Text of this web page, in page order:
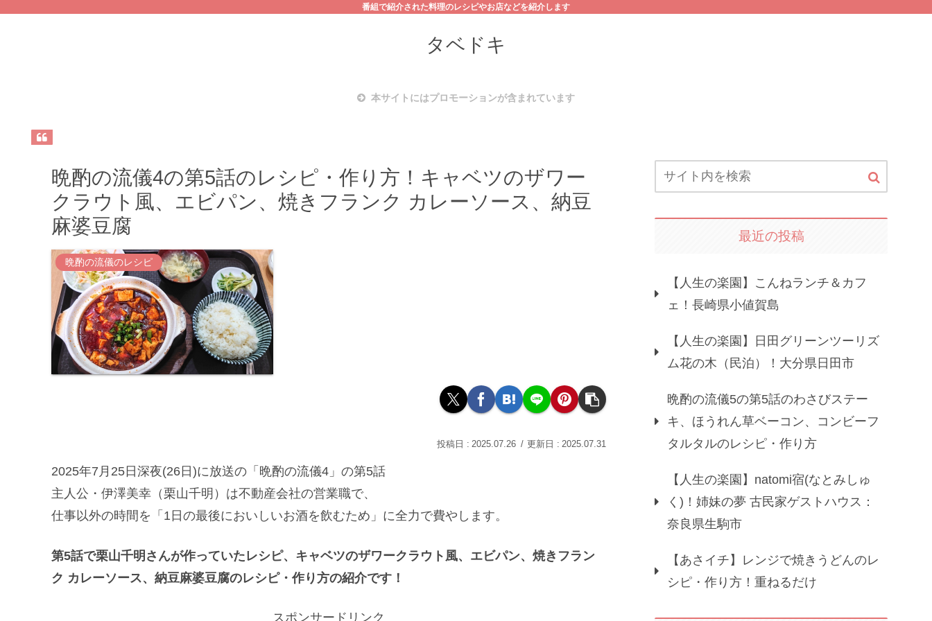
番組で紹介された料理のレシピやお店などを紹介します
タベドキ
本サイトにはプロモーションが含まれています
晩酌の流儀4の第5話のレシピ・作り方！キャベツのザワー
クラウト風、エビパン、焼きフランク カレーソース、納豆
麻婆豆腐
晩酌の流儀のレシピ
2025.07.26 2025.07.31
2025年7月25日深夜(26日)に放送の「晩酌の流儀4」の第5話
主人公・伊澤美幸（栗山千明）は不動産会社の営業職で、
仕事以外の時間を「1日の最後においしいお酒を飲むため」に全力で費やします。
第5話で栗山千明さんが作っていたレシピ、キャベツのザワークラウト風、エビパン、焼きフラン
ク カレーソース、納豆麻婆豆腐のレシピ・作り方の紹介です！
スポンサードリンク
最近の投稿
【人生の楽園】こんねランチ＆カフ
ェ！長崎県小値賀島
【人生の楽園】日田グリーンツーリズ
ム花の木（民泊）！大分県日田市
晩酌の流儀5の第5話のわさびステー
キ、ほうれん草ベーコン、コンビーフ
タルタルのレシピ・作り方
【人生の楽園】natomi宿(なとみしゅ
く)！姉妹の夢 古民家ゲストハウス：
奈良県生駒市
【あさイチ】レンジで焼きうどんのレ
シピ・作り方！重ねるだけ